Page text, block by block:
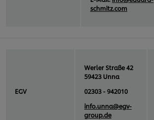
schmitz.com
EGV
Werler Straße 42
59423 Unna
02303 - 942010
info.unna@egv-
group.de